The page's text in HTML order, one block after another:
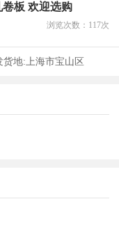
板 欢迎选购
浏览次数： 117次
货地: 上海市宝山区